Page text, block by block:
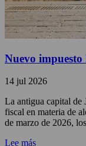
Nuevo impuesto
14 jul 2026
La antigua capital de
fiscal en materia de
de marzo de 2026,
Lee más